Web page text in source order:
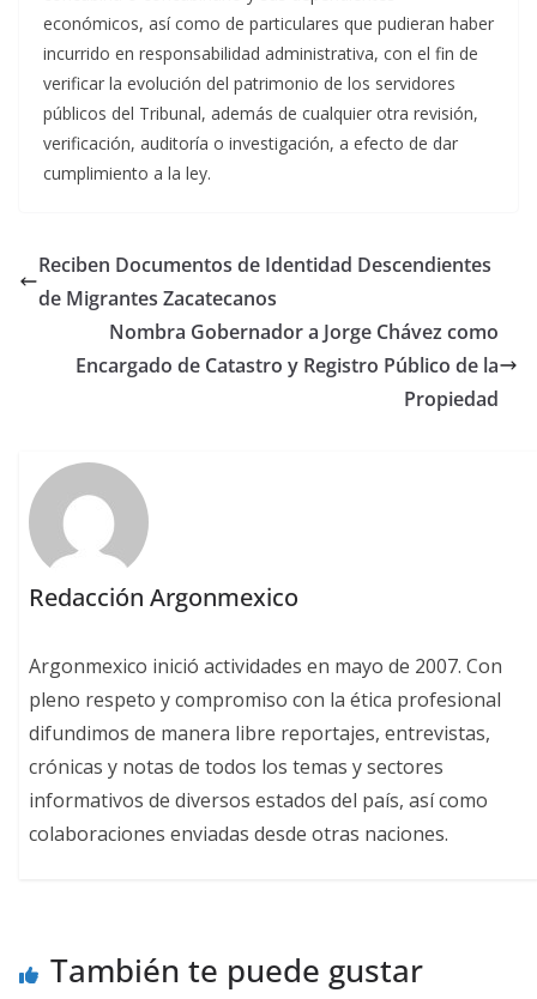
económicos, así como de particulares que pudieran haber
incurrido en responsabilidad administrativa, con el fin de
verificar la evolución del patrimonio de los servidores
públicos del Tribunal, además de cualquier otra revisión,
verificación, auditoría o investigación, a efecto de dar
cumplimiento a la ley.
Reciben Documentos de Identidad Descendientes
de Migrantes Zacatecanos
Nombra Gobernador a Jorge Chávez como
Encargado de Catastro y Registro Público de la
Propiedad
Redacción Argonmexico
Argonmexico inició actividades en mayo de 2007. Con
pleno respeto y compromiso con la ética profesional
difundimos de manera libre reportajes, entrevistas,
crónicas y notas de todos los temas y sectores
informativos de diversos estados del país, así como
colaboraciones enviadas desde otras naciones.
También te puede gustar